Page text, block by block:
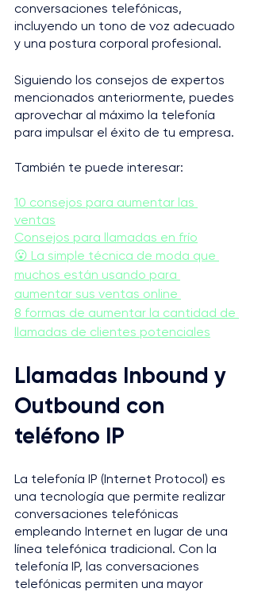
conversaciones telefónicas,
incluyendo un tono de voz adecuado
y una postura corporal profesional.
Siguiendo los consejos de expertos
mencionados anteriormente, puedes
aprovechar al máximo la telefonía
para impulsar el éxito de tu empresa.
También te puede interesar:
10 consejos para aumentar las
ventas
Consejos para llamadas en frío
😮 La simple técnica de moda que
muchos están usando para
aumentar sus ventas online
8 formas de aumentar la cantidad de
llamadas de clientes potenciales
Llamadas Inbound y
Outbound con
teléfono IP
La telefonía IP (Internet Protocol) es
una tecnología que permite realizar
conversaciones telefónicas
empleando Internet en lugar de una
línea telefónica tradicional. Con la
telefonía IP, las conversaciones
telefónicas permiten una mayor